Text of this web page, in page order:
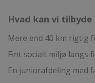
Hvad kan vi tilbyde
Mere end 40 km rigtig
Fint socialt miljø langs
En juniorafdeling med